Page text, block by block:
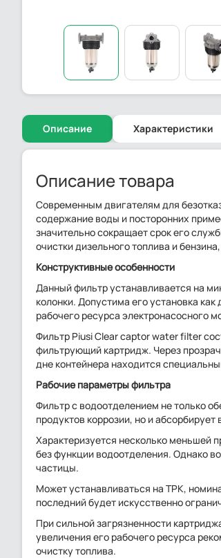
Описание Характеристики
Описание товара
Современным двигателям для
содержание воды и посторонних
значительно сокращает срок его
очистки дизельного топлива и
Конструктивные особенности
Данный фильтр устанавливается на
колонки. Допустима его установка
рабочего ресурса электронасосного
Фильтр Piusi Clear captor water filter
фильтрующий картридж. Через
дне контейнера находится
Рабочие параметры фильтра
Фильтр с водоотделением не только
продуктов коррозии, но и
Характеризуется несколько меньшей
без функции водоотделения. Однако
частицы.
Может устанавливаться на ТРК,
последний будет искусственно
При сильной загрязненности
увеличения его рабочего ресурса
очистку топлива.